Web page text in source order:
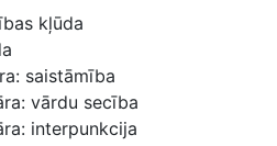
kļūda
saistāmība
vārdu secība
interpunkcija